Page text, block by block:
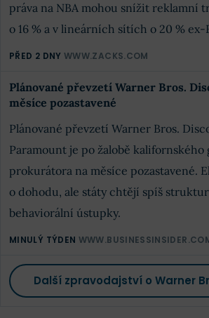
práva na NBA mohou snížit reklamní
o 16 % a v lineárních sítích o 20 % ex-
PŘED 2 DNY WWW.ZACKS.COM
Plánované převzetí Warner Bros.
měsíce pozastavené
Plánované převzetí Warner Bros.
Paramount je po žalobě
prokurátora na měsíce pozastavené.
o dohodu, ale státy chtějí spíš
behaviorální ústupky.
MINULÝ TÝDEN
Další zpravodajství o Warner